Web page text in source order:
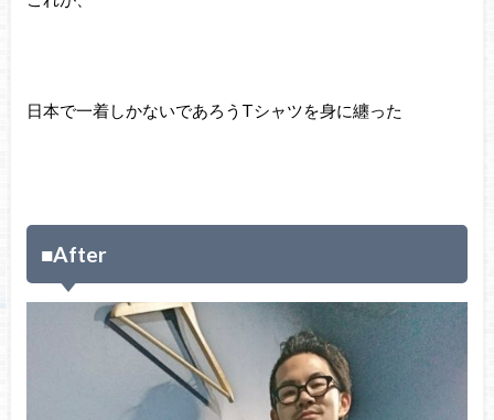
日本で一着しかないであろうTシャツを身に纏った
■After